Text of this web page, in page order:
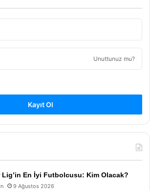
Unuttunuz mu?
Kayıt Ol
Lig’in En İyi Futbolcusu: Kim Olacak?
9 Ağustos 2026